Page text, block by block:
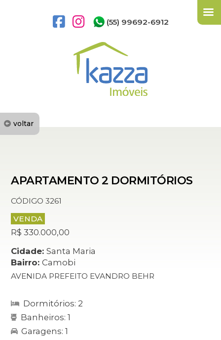
(55) 99692-6912
voltar
APARTAMENTO 2 DORMITÓRIOS
CÓDIGO 3261
VENDA
R$ 330.000,00
Cidade:Santa Maria
Bairro:Camobi
AVENIDA PREFEITO EVANDRO BEHR
Dormitórios: 2
Banheiros: 1
Garagens: 1